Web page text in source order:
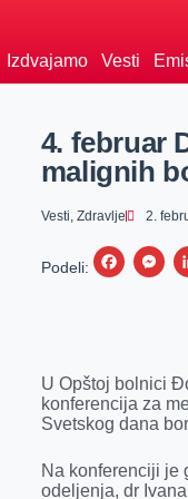
Izdvajamo Vesti
4. februar
malignih
Vesti, Zdravlje 2.
Podeli:
F
b
o
k
M
e
n
e
U Opštoj bolnici
konferencija za
Svetskog dana
Na konferenciji je
odeljenja, dr